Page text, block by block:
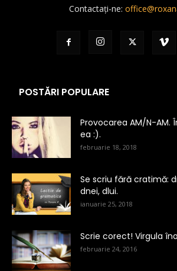
Contactați-ne:
POSTĂRI POPULARE
Provocarea AM/N-AM.
ea :).
februarie 18, 2018
Se scriu fără cratimă:
dnei, dlui.
ianuarie 25, 2018
Scrie corect! Virgula
februarie 24, 2016